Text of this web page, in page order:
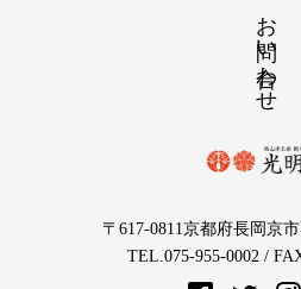
お問い合わせ
〒617-0811京都府長岡京
TEL.075-955-0002 /